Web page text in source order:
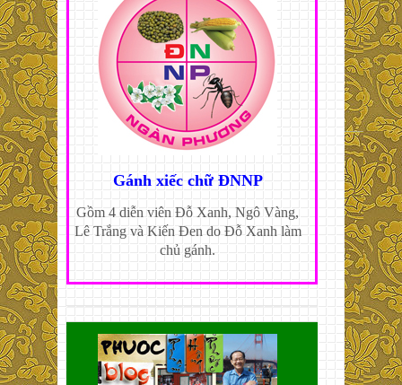
Gánh xiếc chữ ĐNNP
Gồm 4 diễn viên Đỗ Xanh, Ngô Vàng,
Lê Trắng và Kiến Đen do Đỗ Xanh làm
chủ gánh.